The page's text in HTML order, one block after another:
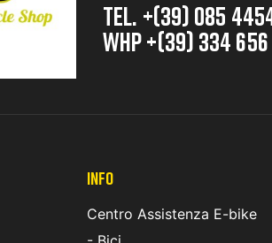
TEL. +(39) 085
whp +(39) 334 656
INFO
Centro Assistenza E-bike